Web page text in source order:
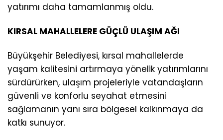
yatırımı daha tamamlanmış oldu.
KIRSAL MAHALLELERE GÜÇLÜ ULAŞIM AĞI
Büyükşehir Belediyesi, kırsal mahallelerde
yaşam kalitesini artırmaya yönelik yatırımlarını
sürdürürken, ulaşım projeleriyle vatandaşların
güvenli ve konforlu seyahat etmesini
sağlamanın yanı sıra bölgesel kalkınmaya da
katkı sunuyor.